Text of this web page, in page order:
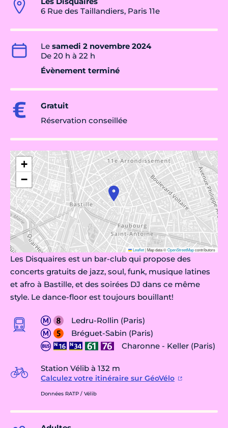
6 Rue des Taillandiers, Paris 11e
Le samedi 2 novembre 2024
De 20 h à 22 h
Évènement terminé
Gratuit
Réservation conseillée
+
−
Leaflet|Map data ©OpenStreetMapcontributors
Les Disquaires est un bar-club qui propose des
concerts gratuits de jazz, soul, funk, musique latines
et afro à Bastille, et des soirées DJ dans ce même
style. Le dance-floor est toujours bouillant!
Ledru-Rollin (Paris)
Bréguet-Sabin (Paris)
Charonne - Keller (Paris)
Station Vélib à 132 m
Calculez votre itinéraire sur GéoVélo
Données RATP / Vélib